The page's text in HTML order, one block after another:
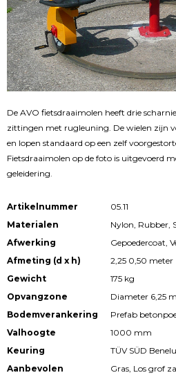
De AVO fietsdraaimolen heeft drie
zittingen met rugleuning. De wielen zijn
en lopen standaard op een zelf
Fietsdraaimolen op de foto is uitgevoerd
geleidering.
Artikelnummer
05.11
Materialen
Nylon, Rubber,
Afwerking
Gepoedercoat,
Afmeting (d x h)
2,25 0,50 meter
Gewicht
175 kg
Opvangzone
Diameter 6,25
Bodemverankering
Prefab
Valhoogte
1000 mm
Keuring
TÜV SÜD
Aanbevolen
Gras, Los grof